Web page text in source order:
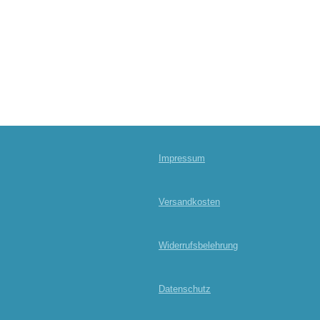
Impressum
Versandkosten
Widerrufsbelehrung
Datenschutz